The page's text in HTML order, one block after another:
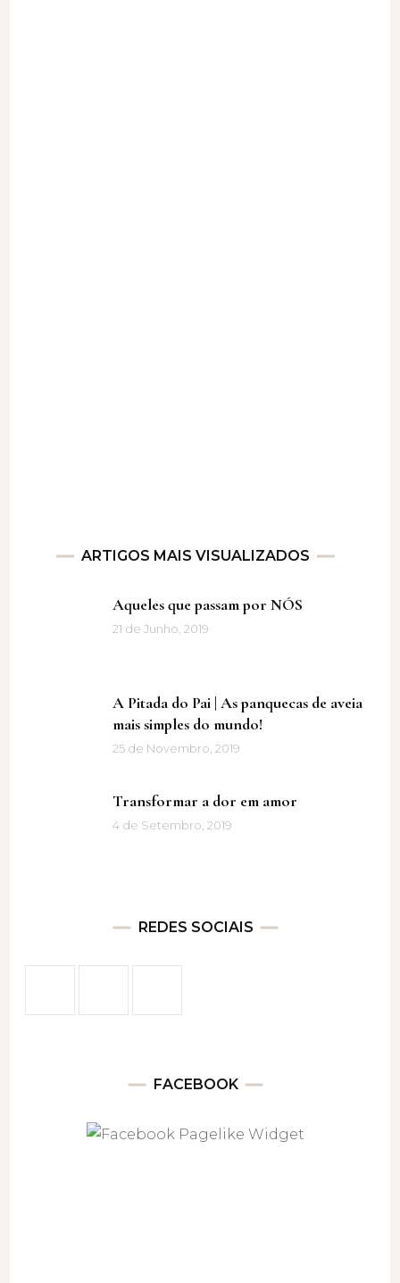
ARTIGOS MAIS VISUALIZADOS
Aqueles que passam por NÓS
21 de Junho, 2019
A Pitada do Pai | As panquecas de aveia
mais simples do mundo!
25 de Novembro, 2019
Transformar a dor em amor
4 de Setembro, 2019
REDES SOCIAIS
FACEBOOK